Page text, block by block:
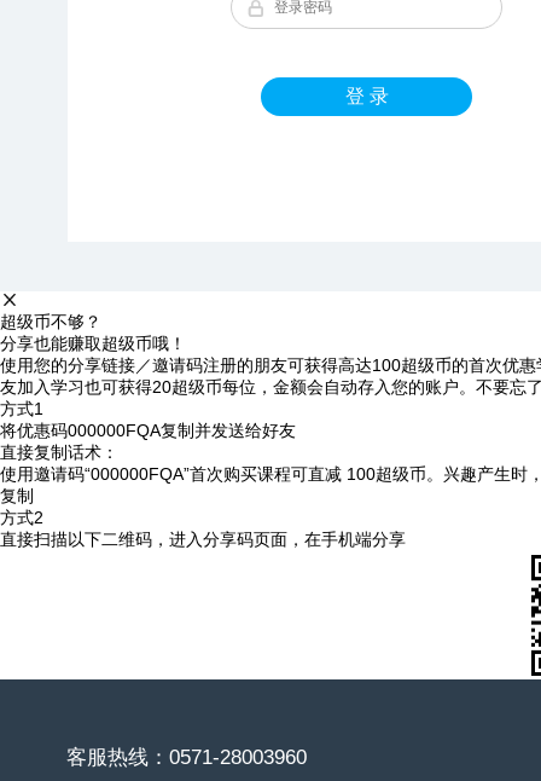
登 录
超级币不够？
分享也能赚取超级币哦！
使用您的分享链接／邀请码注册的朋友可获得高达100超级币的首次优
友加入学习也可获得20超级币每位，金额会自动存入您的账户。不要忘
方式1
将优惠码000000FQA复制并发送给好友
直接复制话术：
使用邀请码“000000FQA”首次购买课程可直减 100超级币。兴趣产生时
复制
方式2
直接扫描以下二维码，进入分享码页面，在手机端分享
客服热线：0571-28003960